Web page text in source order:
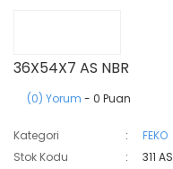
36X54X7 AS NBR
(0) Yorum - 0 Puan
Kategori
FEKO
Stok Kodu
311 AS